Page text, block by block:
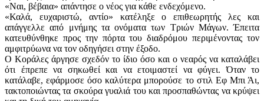
«Ναι, βέβαια» απάντησε ο νέος για κάθε ενδεχόμενο.
«Καλά, ευχαριστώ, αντίο» κατέληξε ο επιθεωρητής λες και
απάγγελλε από μνήμης τα ονόματα των Τριών Μάγων. Έπειτα
κατευθύνθηκε προς την πόρτα του διαδρόμου περιμένοντας τον
αμφιτρύωνα να τον οδηγήσει στην έξοδο.
Ο Κοράλες άργησε σχεδόν το ίδιο όσο και ο νεαρός να καταλάβει
ότι έπρεπε να σηκωθεί και να ετοιμαστεί να φύγει. Όταν το
κατάλαβε, εφάρμοσε όσο καλύτερα μπορούσε το στιλ Εφ Μπι Άι,
τακτοποιώντας τα σκούρα γυαλιά του και προσπαθώντας να κρύψει